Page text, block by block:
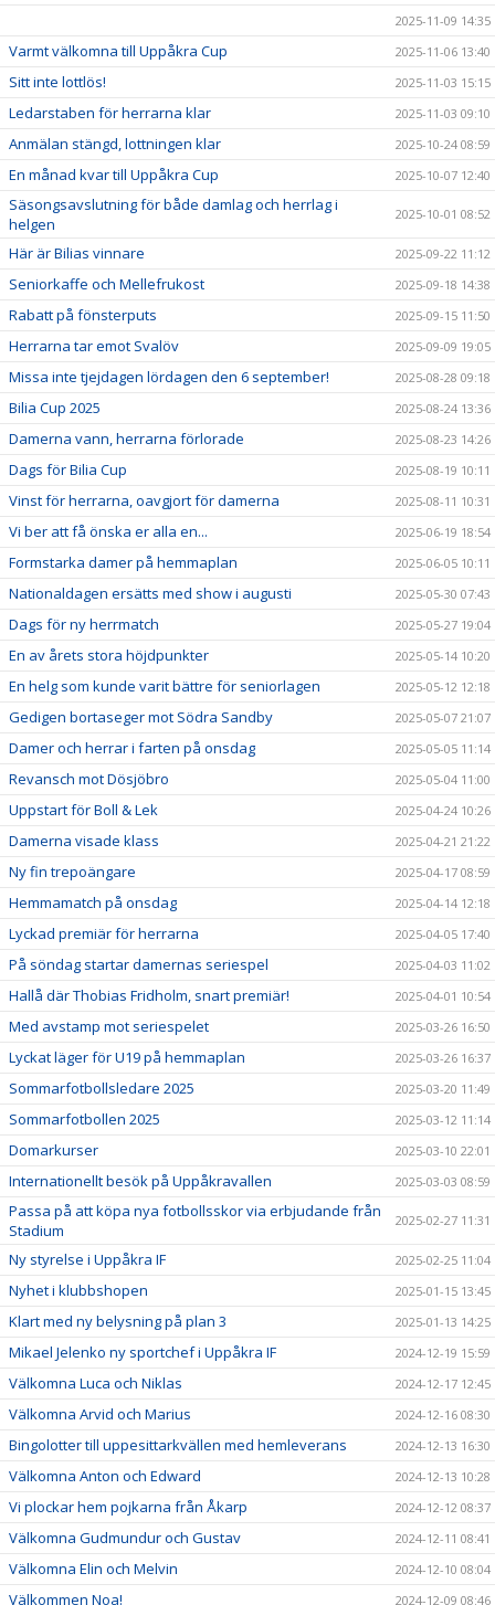
2025-11-09 14:35
Varmt välkomna till Uppåkra Cup 2025-11-06 13:40
Sitt inte lottlös! 2025-11-03 15:15
Ledarstaben för herrarna klar 2025-11-03 09:10
Anmälan stängd, lottningen klar 2025-10-24 08:59
En månad kvar till Uppåkra Cup 2025-10-07 12:40
Säsongsavslutning för både damlag och herrlag i
helgen
2025-10-01 08:52
Här är Bilias vinnare 2025-09-22 11:12
Seniorkaffe och Mellefrukost 2025-09-18 14:38
Rabatt på fönsterputs 2025-09-15 11:50
Herrarna tar emot Svalöv 2025-09-09 19:05
Missa inte tjejdagen lördagen den 6 september! 2025-08-28 09:18
Bilia Cup 2025 2025-08-24 13:36
Damerna vann, herrarna förlorade 2025-08-23 14:26
Dags för Bilia Cup 2025-08-19 10:11
Vinst för herrarna, oavgjort för damerna 2025-08-11 10:31
Vi ber att få önska er alla en... 2025-06-19 18:54
Formstarka damer på hemmaplan 2025-06-05 10:11
Nationaldagen ersätts med show i augusti 2025-05-30 07:43
Dags för ny herrmatch 2025-05-27 19:04
En av årets stora höjdpunkter 2025-05-14 10:20
En helg som kunde varit bättre för seniorlagen 2025-05-12 12:18
Gedigen bortaseger mot Södra Sandby 2025-05-07 21:07
Damer och herrar i farten på onsdag 2025-05-05 11:14
Revansch mot Dösjöbro 2025-05-04 11:00
Uppstart för Boll & Lek 2025-04-24 10:26
Damerna visade klass 2025-04-21 21:22
Ny fin trepoängare 2025-04-17 08:59
Hemmamatch på onsdag 2025-04-14 12:18
Lyckad premiär för herrarna 2025-04-05 17:40
På söndag startar damernas seriespel 2025-04-03 11:02
Hallå där Thobias Fridholm, snart premiär! 2025-04-01 10:54
Med avstamp mot seriespelet 2025-03-26 16:50
Lyckat läger för U19 på hemmaplan 2025-03-26 16:37
Sommarfotbollsledare 2025 2025-03-20 11:49
Sommarfotbollen 2025 2025-03-12 11:14
Domarkurser 2025-03-10 22:01
Internationellt besök på Uppåkravallen 2025-03-03 08:59
Passa på att köpa nya fotbollsskor via erbjudande från
Stadium
2025-02-27 11:31
Ny styrelse i Uppåkra IF 2025-02-25 11:04
Nyhet i klubbshopen 2025-01-15 13:45
Klart med ny belysning på plan 3 2025-01-13 14:25
Mikael Jelenko ny sportchef i Uppåkra IF 2024-12-19 15:59
Välkomna Luca och Niklas 2024-12-17 12:45
Välkomna Arvid och Marius 2024-12-16 08:30
Bingolotter till uppesittarkvällen med hemleverans 2024-12-13 16:30
Välkomna Anton och Edward 2024-12-13 10:28
Vi plockar hem pojkarna från Åkarp 2024-12-12 08:37
Välkomna Gudmundur och Gustav 2024-12-11 08:41
Välkomna Elin och Melvin 2024-12-10 08:04
Välkommen Noa! 2024-12-09 08:46